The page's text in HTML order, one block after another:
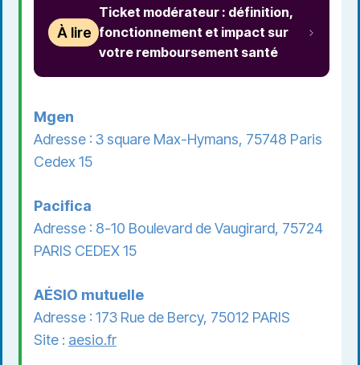
À lire
Ticket modérateur : définition,
fonctionnement et impact sur
votre remboursement santé
Mgen
Adresse : 3 square Max-Hymans, 75748 Paris
Cedex 15
Pacifica
Adresse : 8-10 Boulevard de Vaugirard, 75724
PARIS CEDEX 15
AÉSIO mutuelle
Adresse : 173 Rue de Bercy, 75012 PARIS
Site : aesio.fr